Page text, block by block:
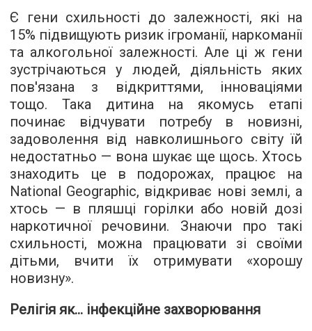
Є гени схильності до залежності, які на
15% підвищують ризик ігроманії, наркоманії
та алкогольної залежності. Але ці ж гени
зустрічаються у людей, діяльність яких
пов'язана з відкриттями, інноваціями
тощо. Така дитина на якомусь етапі
починає відчувати потребу в новизні,
задоволення від навколишнього світу їй
недостатньо — вона шукає ще щось. Хтось
знаходить це в подорожах, працює на
National Geographic, відкриває нові землі, а
хтось — в пляшці горілки або новій дозі
наркотичної речовини. Знаючи про такі
схильності, можна працювати зі своїми
дітьми, вчити їх отримувати «хорошу
новизну».
Релігія як... інфекційне захворювання